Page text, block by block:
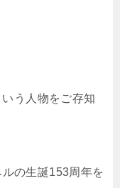
いう人物をご存知
の生誕153周年を